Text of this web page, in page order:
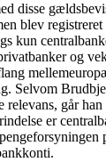
disse
blev
kun
og
Selvom
relevans, går
er